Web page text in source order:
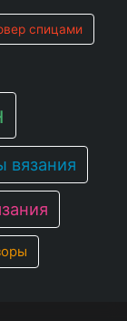
спицами
вязания